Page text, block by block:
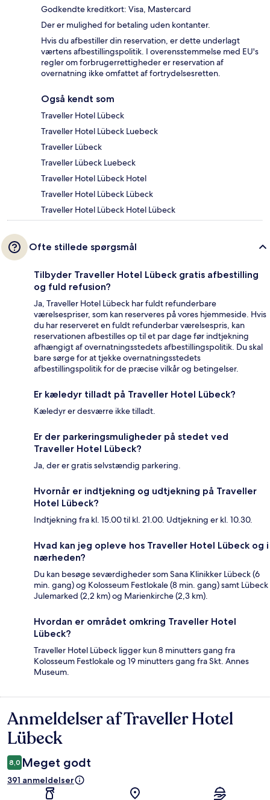
Godkendte kreditkort: Visa, Mastercard
Der er mulighed for betaling uden kontanter.
Hvis du afbestiller din reservation, er dette underlagt
værtens afbestillingspolitik. I overensstemmelse med EU's
regler om forbrugerrettigheder er reservation af
overnatning ikke omfattet af fortrydelsesretten.
Også kendt som
Traveller Hotel Lübeck
Traveller Hotel Lübeck Luebeck
Traveller Lübeck
Traveller Lübeck Luebeck
Traveller Hotel Lübeck Hotel
Traveller Hotel Lübeck Lübeck
Traveller Hotel Lübeck Hotel Lübeck
Ofte stillede spørgsmål
Tilbyder Traveller Hotel Lübeck gratis afbestilling
og fuld refusion?
Ja, Traveller Hotel Lübeck har fuldt refunderbare
værelsespriser, som kan reserveres på vores hjemmeside. Hvis
du har reserveret en fuldt refunderbar værelsespris, kan
reservationen afbestilles op til et par dage før indtjekning
afhængigt af overnatningsstedets afbestillingspolitik. Du skal
bare sørge for at tjekke overnatningsstedets
afbestillingspolitik for de præcise vilkår og betingelser.
Er kæledyr tilladt på Traveller Hotel Lübeck?
Kæledyr er desværre ikke tilladt.
Er der parkeringsmuligheder på stedet ved
Traveller Hotel Lübeck?
Ja, der er gratis selvstændig parkering.
Hvornår er indtjekning og udtjekning på Traveller
Hotel Lübeck?
Indtjekning fra kl. 15.00 til kl. 21.00. Udtjekning er kl. 10.30.
Hvad kan jeg opleve hos Traveller Hotel Lübeck og i
nærheden?
Du kan besøge seværdigheder som Sana Klinikker Lübeck (6
min. gang) og Kolosseum Festlokale (8 min. gang) samt Lübeck
Julemarked (2,2 km) og Marienkirche (2,3 km).
Hvordan er området omkring Traveller Hotel
Lübeck?
Traveller Hotel Lübeck ligger kun 8 minutters gang fra
Kolosseum Festlokale og 19 minutters gang fra Skt. Annes
Museum.
Anmeldelser
Anmeldelser af Traveller Hotel
Lübeck
8,0 Meget godt
391 anmeldelser